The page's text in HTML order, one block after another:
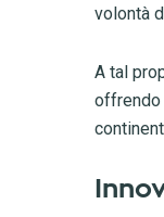
volontà
A tal
offrendo